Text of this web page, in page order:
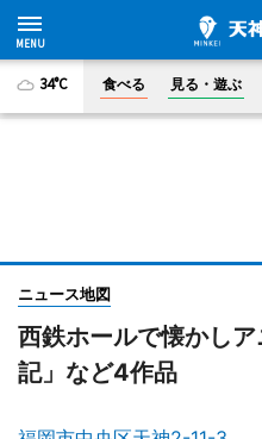
34°C 食べる 見る・遊ぶ
ニュース地図
西鉄ホールで懐かし
記」など4作品